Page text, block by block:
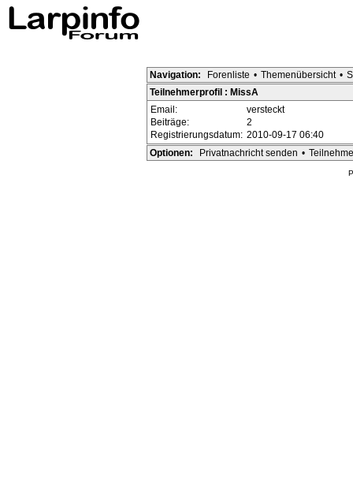
Navigation: Forenliste • Themenübersicht •
Teilnehmerprofil : MissA
Email:
versteckt
Beiträge:
2
Registrierungsdatum: 2010-09-17 06:40
Optionen:
Privatnachricht senden •